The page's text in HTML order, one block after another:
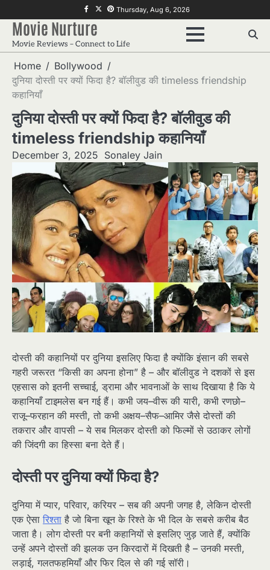
to
content
f twitterpinterest
Thursday, Aug 6, 2026
Movie Nurture
Movie Reviews – Connect to Life
Home
Bollywood
दुनिया दोस्ती पर क्यों फिदा है? बॉलीवुड की timeless friendship
कहानियाँ
दुनिया दोस्ती पर क्यों फिदा है? बॉलीवुड की
timeless friendship कहानियाँ
December 3, 2025 Sonaley Jain
दोस्ती की कहानियों पर दुनिया इसलिए फिदा है क्योंकि इंसान की सबसे
गहरी जरूरत “किसी का अपना होना” है – और बॉलीवुड ने दशकों से इस
एहसास को इतनी सच्चाई, ड्रामा और भावनाओं के साथ दिखाया है कि ये
कहानियाँ टाइमलेस बन गई हैं। कभी जय–वीरू की यारी, कभी रणछो–
राजू–फरहान की मस्ती, तो कभी अक्षय–सैफ–आमिर जैसे दोस्तों की
तकरार और वापसी – ये सब मिलकर दोस्ती को फिल्मों से उठाकर लोगों
की जिंदगी का हिस्सा बना देते हैं।
दोस्ती पर दुनिया क्यों फिदा है?
दुनिया में प्यार, परिवार, करियर – सब की अपनी जगह है, लेकिन दोस्ती
एक ऐसा रिश्ता है जो बिना खून के रिश्ते के भी दिल के सबसे करीब बैठ
जाता है। लोग दोस्ती पर बनी कहानियों से इसलिए जुड़ जाते हैं, क्योंकि
उन्हें अपने दोस्तों की झलक उन किरदारों में दिखती है – उनकी मस्ती,
लड़ाई, गलतफहमियाँ और फिर दिल से की गई सॉरी।​